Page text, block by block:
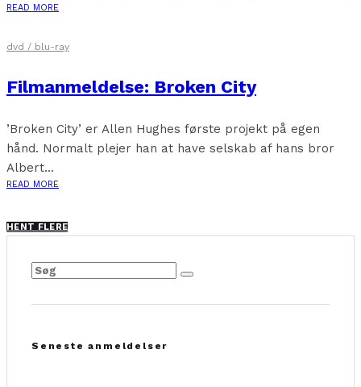
READ MORE
dvd / blu-ray
Filmanmeldelse: Broken City
’Broken City’ er Allen Hughes første projekt på egen
hånd. Normalt plejer han at have selskab af hans bror
Albert...
READ MORE
HENT FLERE
Seneste anmeldelser